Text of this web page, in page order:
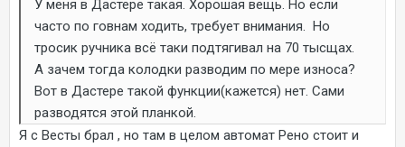
У меня в Дастере такая. Хорошая вещь. Но если
часто по говнам ходить, требует внимания. Но
тросик ручника всё таки подтягивал на 70 тысщах.
А зачем тогда колодки разводим по мере износа?
Вот в Дастере такой функции(кажется) нет. Сами
разводятся этой планкой.
Я с Весты брал , но там в целом автомат Рено стоит и